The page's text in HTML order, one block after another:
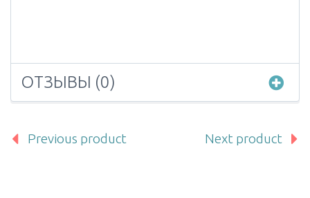
ОТЗЫВЫ (0)
Previous product Next product